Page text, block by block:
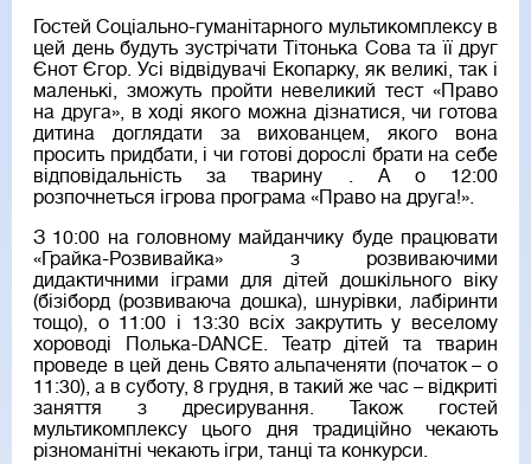
Гостей Соціально-гуманітарного мультикомплексу в
цей день будуть зустрічати Тітонька Сова та її друг
Єнот Єгор. Усі відвідувачі Екопарку, як великі, так і
маленькі, зможуть пройти невеликий тест «Право
на друга», в ході якого можна дізнатися, чи готова
дитина доглядати за вихованцем, якого вона
просить придбати, і чи готові дорослі брати на себе
відповідальність за тварину . А о 12:00
розпочнеться ігрова програма «Право на друга!».
З 10:00 на головному майданчику буде працювати
«Грайка-Розвивайка» з розвиваючими
дидактичними іграми для дітей дошкільного віку
(бізіборд (розвиваюча дошка), шнурівки, лабіринти
тощо), о 11:00 і 13:30 всіх закрутить у веселому
хороводі Полька-DANCE. Театр дітей та тварин
проведе в цей день Свято альпаченяти (початок – о
11:30), а в суботу, 8 грудня, в такий же час – відкриті
заняття з дресирування. Також гостей
мультикомплексу цього дня традиційно чекають
різноманітні чекають ігри, танці та конкурси.